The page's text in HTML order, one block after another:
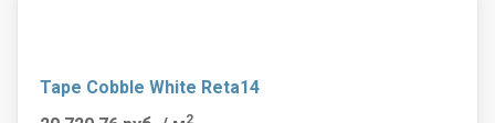
Tape Cobble White Reta14
2